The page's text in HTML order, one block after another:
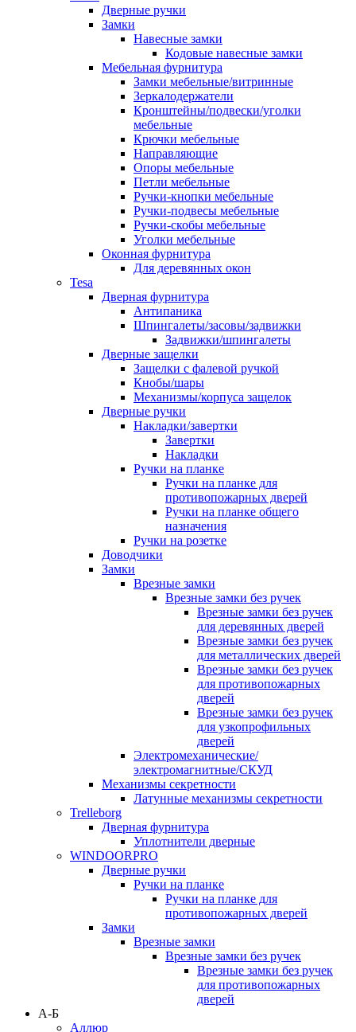
Дверные ручки
Замки
Навесные замки
Кодовые навесные замки
Мебельная фурнитура
Замки мебельные/витринные
Зеркалодержатели
Кронштейны/подвески/уголки
мебельные
Крючки мебельные
Направляющие
Опоры мебельные
Петли мебельные
Ручки-кнопки мебельные
Ручки-подвесы мебельные
Ручки-скобы мебельные
Уголки мебельные
Оконная фурнитура
Для деревянных окон
Tesa
Дверная фурнитура
Антипаника
Шпингалеты/засовы/задвижки
Задвижки/шпингалеты
Дверные защелки
Защелки с фалевой ручкой
Кнобы/шары
Механизмы/корпуса защелок
Дверные ручки
Накладки/завертки
Завертки
Накладки
Ручки на планке
Ручки на планке для
противопожарных дверей
Ручки на планке общего
назначения
Ручки на розетке
Доводчики
Замки
Врезные замки
Врезные замки без ручек
Врезные замки без ручек
для деревянных дверей
Врезные замки без ручек
для металлических дверей
Врезные замки без ручек
для противопожарных
дверей
Врезные замки без ручек
для узкопрофильных
дверей
Электромеханические/
электромагнитные/СКУД
Механизмы секретности
Латунные механизмы секретности
Trelleborg
Дверная фурнитура
Уплотнители дверные
WINDOORPRO
Дверные ручки
Ручки на планке
Ручки на планке для
противопожарных дверей
Замки
Врезные замки
Врезные замки без ручек
Врезные замки без ручек
для противопожарных
дверей
А-Б
Аллюр